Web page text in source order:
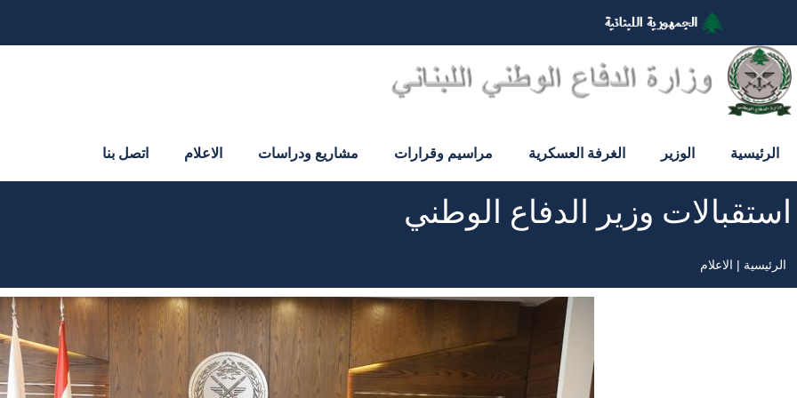
المحتوى
الرئيسي
الرئيسية الوزير الغرفة العسكرية مراسيم وقرارات مشاريع ودراسات الاعلام اتصل بنا
استقبالات وزير الدفاع الوطني
مسار
الرئيسية الاعلام